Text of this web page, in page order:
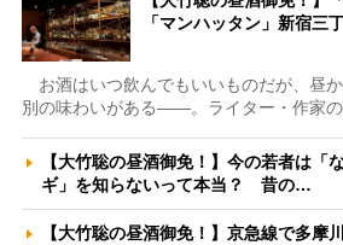
「マンハッタン」新宿
お酒はいつ飲んでもいいものだが、昼
別の味わいがある――。ライター・作家
【大竹聡の昼酒御免！】今の若者は「
ギ」を知らないって本当？ 昔の…
【大竹聡の昼酒御免！】京急線で多摩